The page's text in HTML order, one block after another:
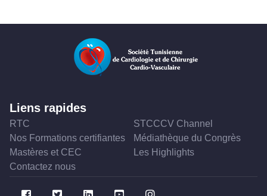
Liens rapides
RTC
STCCCV Channel
Nos Formations certifiantes
Médiathèque du Congrès
Mastères et CEC
Les Highlights
Contactez nous